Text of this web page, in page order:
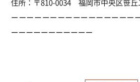
住所：〒810-0034福岡市中央区笹
ーーーーーーーーーーーーーーーー
ーーーーーーーーーーー